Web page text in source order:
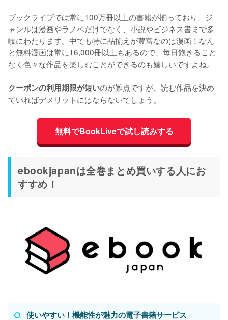
ブックライブでは常に100万冊以上の書籍が揃っており、ジ
ャンルは漫画やラノベだけでなく、小説やビジネス書まで多
岐にわたります。中でも特に品揃えが豊富なのは漫画！なん
と無料漫画は常に16,000冊以上もあるので、毎日飽きること
なく色々な作品を楽しむことができるのも嬉しいですよね。
クーポンの利用期限が短いのが難点ですが、読む作品を決め
ていればデメリットにはならないでしょう。
無料でBookLiveで試し読みする
ebookjapanは全巻まとめ買いする人にお
すすめ！
使いやすい！機能性が魅力の電子書籍サービス